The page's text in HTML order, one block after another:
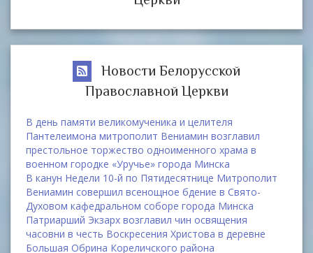
Новости Белорусской
Православной Церкви
В день памяти великомученика и целителя
Пантелеимона митрополит Вениамин возглавил
престольное торжество одноименного храма в
военном городке «Уручье» города Минска
В канун Недели 10-й по Пятидесятнице Митрополит
Вениамин совершил всенощное бдение в Свято-
Духовом кафедральном соборе города Минска
Патриарший Экзарх возглавил чин освящения
часовни в честь Воскресения Христова в деревне
Большая Обрина Кореличского района